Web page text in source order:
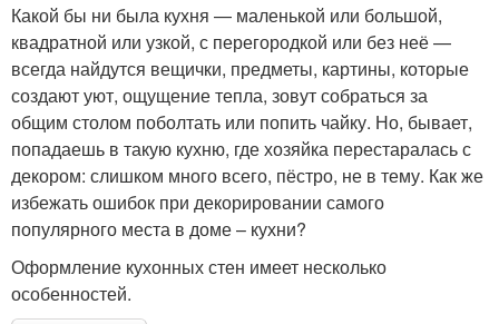
Какой бы ни была кухня — маленькой или большой,
квадратной или узкой, с перегородкой или без неё —
всегда найдутся вещички, предметы, картины, которые
создают уют, ощущение тепла, зовут собраться за
общим столом поболтать или попить чайку. Но, бывает,
попадаешь в такую кухню, где хозяйка перестаралась с
декором: слишком много всего, пёстро, не в тему. Как же
избежать ошибок при декорировании самого
популярного места в доме – кухни?
Оформление кухонных стен имеет несколько
особенностей.